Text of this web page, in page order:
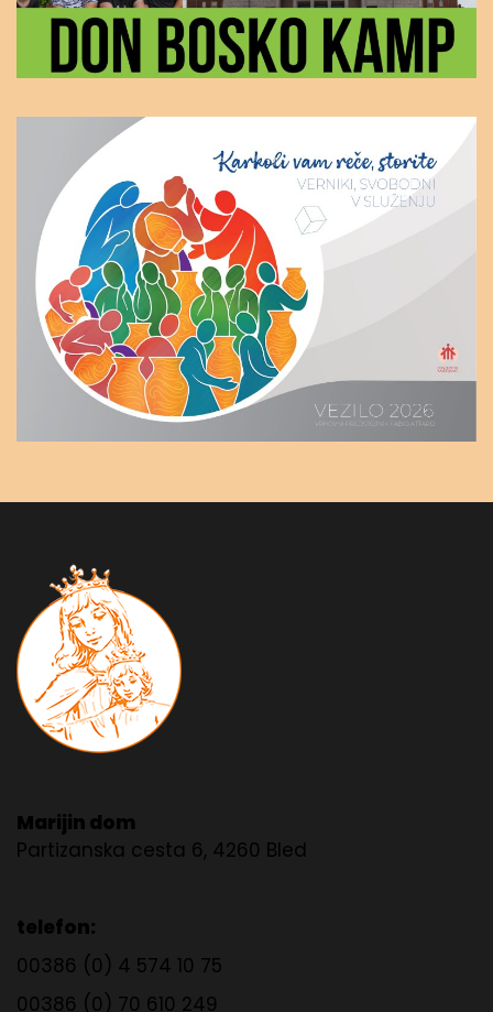
Marijin dom
Partizanska cesta 6, 4260 Bled
telefon:
00386 (0) 4 574 10 75
00386 (0) 70 610 249